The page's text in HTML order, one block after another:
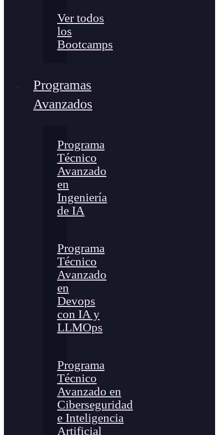
Ver todos
los
Bootcamps
Programas
Avanzados
Programa
Técnico
Avanzado
en
Ingeniería
de IA
Programa
Técnico
Avanzado
en
Devops
con IA y
LLMOps
Programa
Técnico
Avanzado en
Ciberseguridad
e Inteligencia
Artificial